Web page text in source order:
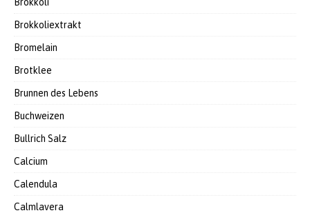
Brokkoliextrakt
Bromelain
Brotklee
Brunnen des Lebens
Buchweizen
Bullrich Salz
Calcium
Calendula
Calmlavera